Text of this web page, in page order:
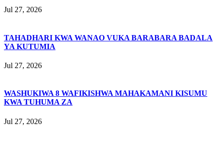
Jul 27, 2026
TAHADHARI KWA WANAO VUKA BARABARA BADALA
YA KUTUMIA
Jul 27, 2026
WASHUKIWA 8 WAFIKISHWA MAHAKAMANI KISUMU
KWA TUHUMA ZA
Jul 27, 2026